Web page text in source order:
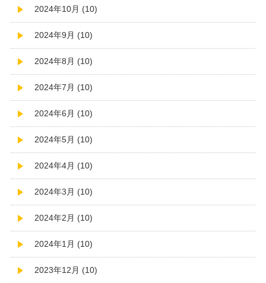
2024年10月 (10)
2024年9月 (10)
2024年8月 (10)
2024年7月 (10)
2024年6月 (10)
2024年5月 (10)
2024年4月 (10)
2024年3月 (10)
2024年2月 (10)
2024年1月 (10)
2023年12月 (10)